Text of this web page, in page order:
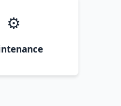
⚙️